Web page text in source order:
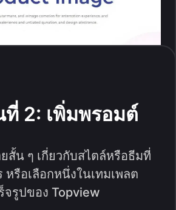
2: เพิ่มพรอมต์
สั้น ๆ เกี่ยวกับสไตล์หรือธีมที่
รือเลือกหนึ่งในเทมเพลต
จรูปของ Topview